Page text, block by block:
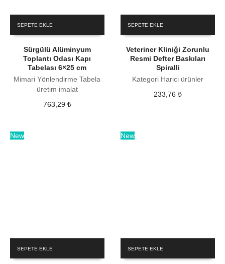
SEPETE EKLE
Sürgülü Alüminyum
Toplantı Odası Kapı
Tabelası 6×25 cm
Mimari Yönlendirme Tabela
üretim imalat
763,29 ₺
SEPETE EKLE
Veteriner Kliniği Zorunlu
Resmi Defter Baskıları
Spiralli
Kategori Harici ürünler
233,76₺
New
SEPETE EKLE
New
SEPETE EKLE